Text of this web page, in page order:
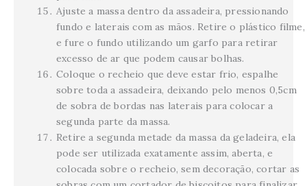
Ajuste a massa dentro da assadeira, pressionando
fundo e laterais com as mãos. Retire o plástico filme,
e fure o fundo utilizando um garfo para retirar
excesso de ar que podem causar bolhas.
Coloque o recheio que deve estar frio, espalhe
sobre toda a assadeira, deixando pelo menos 0,5cm
de sobra de bordas nas laterais para colocar a
segunda parte da massa.
Retire a segunda metade da massa da geladeira, ela
pode ser utilizada exatamente assim, aberta, e
colocada sobre o recheio, sem decoração, cortar as